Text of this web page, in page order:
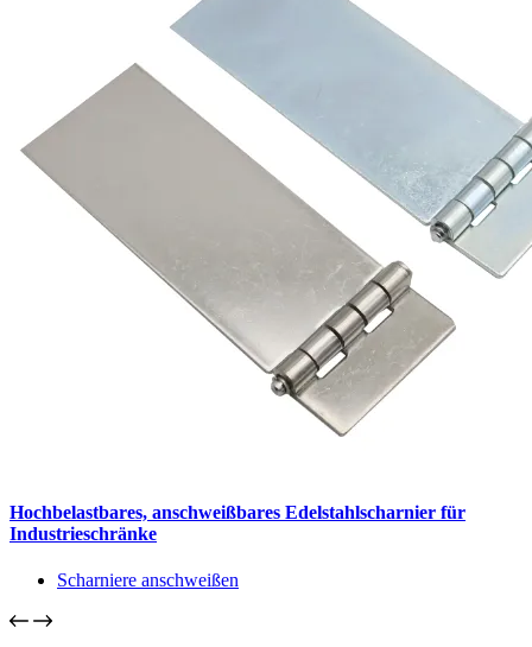
Hochbelastbares, anschweißbares Edelstahlscharnier für
Industrieschränke
Scharniere anschweißen